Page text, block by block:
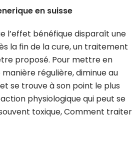
en suisse
l’effet bénéfique disparaît une
la fin de la cure, un traitement
proposé. Pour mettre en
régulière, diminue au
se trouve à son point le plus
physiologique qui peut se
toxique, Comment traiter